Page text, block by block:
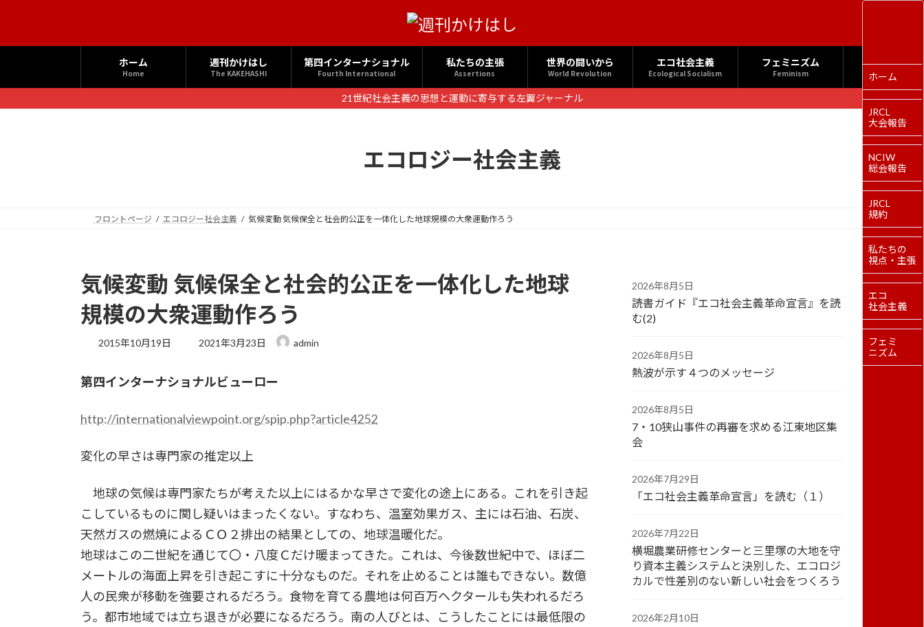
へ
ス
ョ
ン
ホーム
Home
週刊かけはし
The KAKEHASHI
第四インターナショナル
Fourth International
私たちの主張
Assertions
世界の闘いから
World Revolution
エコ社会主義
Ecological Socialism
フェミニズム
Feminism
21世紀社会主義の思想と運動に寄与する左翼ジャーナル
エコロジー社会主義
フロントページ エコロジー社会主義 気候変動 気候保全と社会的公正を一体化した地球規模の大衆運動作ろう
気候変動 気候保全と社会的公正を一体化した地球
規模の大衆運動作ろう
2015年10月19日
最
新
:
2021年3月23日 admin
第四インターナショナルビューロー
http://internationalviewpoint.org/spip.php?article4252
変化の早さは専門家の推定以上
地球の気候は専門家たちが考えた以上にはるかな早さで変化の途上にある。これを引き起
こしているものに関し疑いはまったくない。すなわち、温室効果ガス、主には石油、石炭、
天然ガスの燃焼によるＣＯ２排出の結果としての、地球温暖化だ。
地球はこの二世紀を通じて〇・八度Ｃだけ暖まってきた。これは、今後数世紀中で、ほぼ二
メートルの海面上昇を引き起こすに十分なものだ。それを止めることは誰もできない。数億
人の民衆が移動を強要されるだろう。食物を育てる農地は何百万ヘクタールも失われるだろ
う。都市地域では立ち退きが必要になるだろう。南の人びとは、こうしたことには最低限の
2026年8月5日
読書ガイド『エコ社会主義革命宣言』を読
む(2)
2026年8月5日
熱波が示す４つのメッセージ
2026年8月5日
7・10狭山事件の再審を求める江東地区集
会
2026年7月29日
「エコ社会主義革命宣言」を読む（１）
2026年7月22日
横堀農業研修センターと三里塚の大地を守
り資本主義システムと決別した、エコロジ
カルで性差別のない新しい社会をつくろう
2026年2月10日
ホーム
JRCL
大会報告
NCIW
総会報告
JRCL
規約
私たちの
視点・主張
エコ
社会主義
フェミ
ニズム